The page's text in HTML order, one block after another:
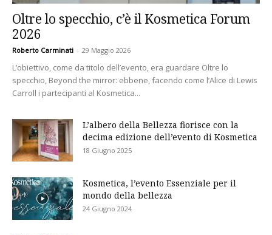
Oltre lo specchio, c’è il Kosmetica Forum
2026
Roberto Carminati - 29 Maggio 2026
L’obiettivo, come da titolo dell’evento, era guardare Oltre lo
specchio, Beyond the mirror: ebbene, facendo come l’Alice di Lewis
Carroll i partecipanti al Kosmetica...
L’albero della Bellezza fiorisce con la
decima edizione dell’evento di Kosmetica
18 Giugno 2025
Kosmetica, l’evento Essenziale per il
mondo della bellezza
24 Giugno 2024